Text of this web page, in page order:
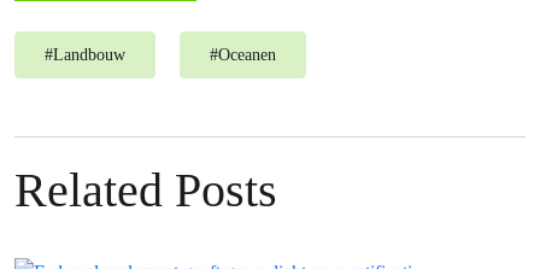
#Landbouw #Oceanen
Related Posts